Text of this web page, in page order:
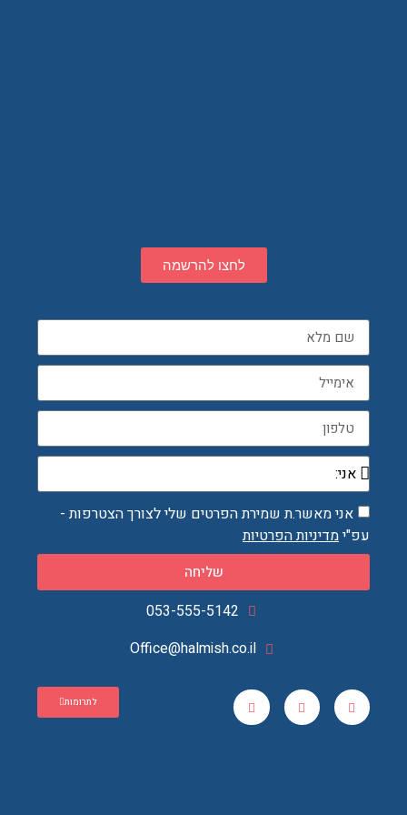
לחצו להרשמה
אני מאשר.ת שמירת הפרטים שלי לצורך הצטרפות -
עפ"ימדיניות הפרטיות
שליחה
Office@halmish.co.il
לתרומות